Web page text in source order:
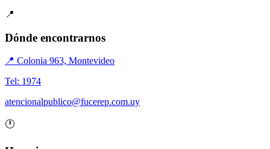
📍
Dónde encontrarnos
📍 Colonia 963, Montevideo
Tel: 1974
atencionalpublico@fucerep.com.uy
🕐